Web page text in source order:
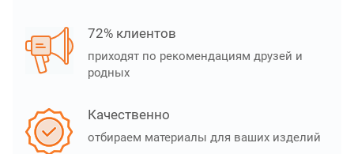
72% клиентов
приходят по рекомендациям друзей и
родных
Качественно
отбираем материалы для ваших изделий